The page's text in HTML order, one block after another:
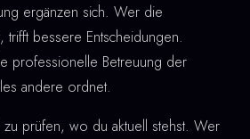
ergänzen sich. Wer die
trifft bessere Entscheidungen.
professionelle Betreuung der
andere ordnet.
zu prüfen, wo du aktuell stehst. Wer